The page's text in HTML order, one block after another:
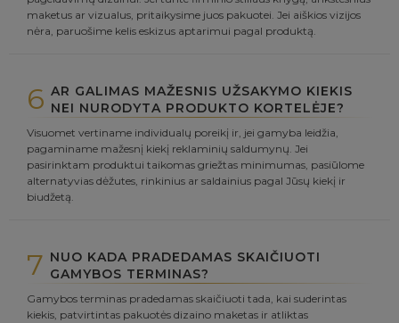
maketus ar vizualus, pritaikysime juos pakuotei. Jei aiškios vizijos
nėra, paruošime kelis eskizus aptarimui pagal produktą.
6 AR GALIMAS MAŽESNIS UŽSAKYMO KIEKIS
NEI NURODYTA PRODUKTO KORTELĖJE?
Visuomet vertiname individualų poreikį ir, jei gamyba leidžia,
pagaminame mažesnį kiekį reklaminių saldumynų. Jei
pasirinktam produktui taikomas griežtas minimumas, pasiūlome
alternatyvias dėžutes, rinkinius ar saldainius pagal Jūsų kiekį ir
biudžetą.
7 NUO KADA PRADEDAMAS SKAIČIUOTI
GAMYBOS TERMINAS?
Gamybos terminas pradedamas skaičiuoti tada, kai suderintas
kiekis, patvirtintas pakuotės dizaino maketas ir atliktas